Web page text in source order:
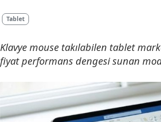
Tablet
Klavye mouse takılabilen tablet
fiyat performans dengesi sunan